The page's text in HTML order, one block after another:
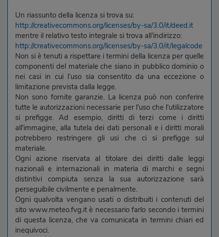
Un riassunto della licenza si trova su:
http://creativecommons.org/licenses/by-sa/3.0/it/deed.it
mentre il relativo testo integrale si trova all'indirizzo:
http://creativecommons.org/licenses/by-sa/3.0/it/legalcode
Non si è tenuti a rispettare i termini della licenza per quelle
componenti del materiale che siano in pubblico dominio o
nei casi in cui l’uso sia consentito da una eccezione o
limitazione prevista dalla legge.
Non sono fornite garanzie. La licenza può non conferire
tutte le autorizzazioni necessarie per l'uso che l'utilizzatore
si prefigge. Ad esempio, diritti di terzi come i diritti
all'immagine, alla tutela dei dati personali e i diritti morali
potrebbero restringere gli usi che ci si prefigge sul
materiale.
Ogni azione riservata al titolare dei diritti dalle leggi
nazionali e internazionali in materia di marchi e segni
distintivi compiuta senza la sua autorizzazione sarà
perseguibile civilmente e penalmente.
Ogni qualvolta vengano usati o distribuiti i contenuti del
sito www.meteo.fvg.it è necessario farlo secondo i termini
di questa licenza, che va comunicata in termini chiari ed
inequivoci.